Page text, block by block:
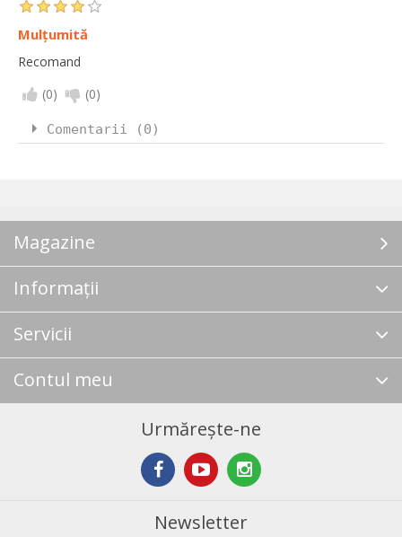
Mulțumită
Recomand
(0) (0)
Comentarii (0)
Magazine
Informații
Servicii
Contul meu
Urmărește-ne
Newsletter